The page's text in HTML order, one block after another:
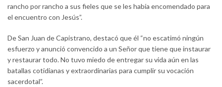
rancho por rancho a sus fieles que se les había encomendado para
el encuentro con Jesús”.
De San Juan de Capistrano, destacó que él “no escatimó ningún
esfuerzo y anunció convencido a un Señor que tiene que instaurar
y restaurar todo. No tuvo miedo de entregar su vida aún en las
batallas cotidianas y extraordinarias para cumplir su vocación
sacerdotal”.